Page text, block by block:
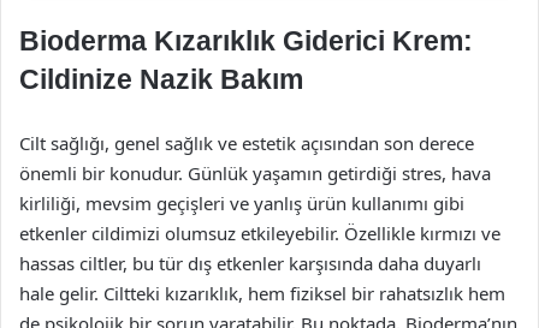
Bioderma Kızarıklık Giderici Krem:
Cildinize Nazik Bakım
Cilt sağlığı, genel sağlık ve estetik açısından son derece
önemli bir konudur. Günlük yaşamın getirdiği stres, hava
kirliliği, mevsim geçişleri ve yanlış ürün kullanımı gibi
etkenler cildimizi olumsuz etkileyebilir. Özellikle kırmızı ve
hassas ciltler, bu tür dış etkenler karşısında daha duyarlı
hale gelir. Ciltteki kızarıklık, hem fiziksel bir rahatsızlık hem
de psikolojik bir sorun yaratabilir. Bu noktada, Bioderma’nın